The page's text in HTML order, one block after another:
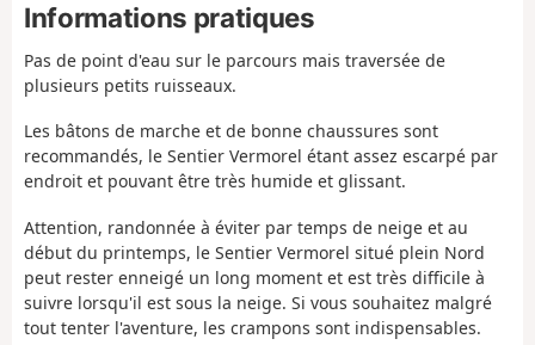
Informations pratiques
Pas de point d'eau sur le parcours mais traversée de
plusieurs petits ruisseaux.
Les bâtons de marche et de bonne chaussures sont
recommandés, le Sentier Vermorel étant assez escarpé par
endroit et pouvant être très humide et glissant.
Attention, randonnée à éviter par temps de neige et au
début du printemps, le Sentier Vermorel situé plein Nord
peut rester enneigé un long moment et est très difficile à
suivre lorsqu'il est sous la neige. Si vous souhaitez malgré
tout tenter l'aventure, les crampons sont indispensables.